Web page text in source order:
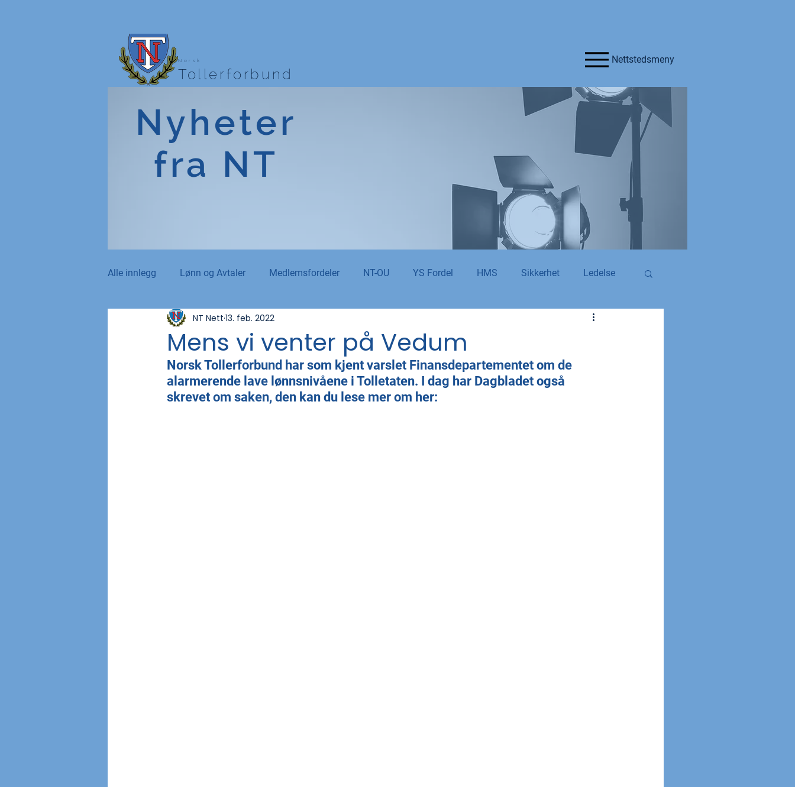
Norsk
Tollerforbund
Nettstedsmeny
Nyheter
fra NT
Alle innlegg Lønn og Avtaler Medlemsfordeler NT-OU YS Fordel HMS Sikkerhet Ledelse
Norsk Tollblad Kurs og Utdanning #jegerstatsansatt
Internasjonalt Andre nyheter Budsjett og økonomi Pensjon og seniorpolitikk YS og YS Stat
Mens vi venter på Vedum
NT Nett 13. feb. 2022
Norsk Tollerforbund har som kjent varslet Finansdepartementet om de
alarmerende lave lønnsnivåene i Tolletaten. I dag har Dagbladet også
skrevet om saken, den kan du lese mer om her: